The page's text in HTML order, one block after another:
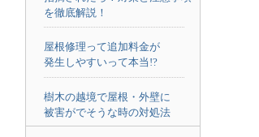
を徹底解説！
屋根修理って追加料金が
発生しやすいって本当!?
樹木の越境で屋根・外壁に
被害がでそうな時の対処法